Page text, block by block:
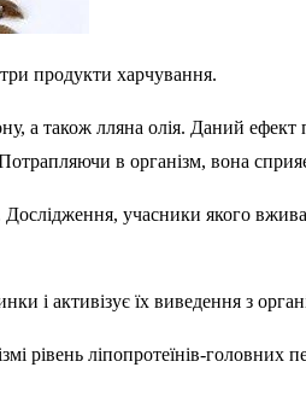
продукти харчування.
а також лляна олія. Даний
в організм, вона
учасники якого
і активізує їх виведення з
рівень ліпопротеїнів-головних